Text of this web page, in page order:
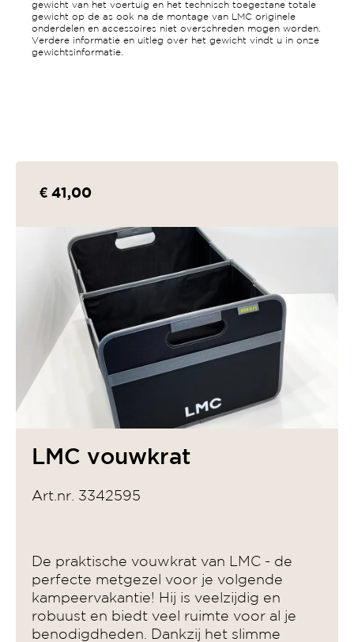
gewicht van het voertuig en het technisch toegestane totale
gewicht op de as ook na de montage van LMC originele
onderdelen en accessoires niet overschreden mogen worden.
Verdere informatie en uitleg over het gewicht vindt u in onze
gewichtsinformatie.
€ 41,00
LMC vouwkrat
Art.nr. 3342595
De praktische vouwkrat van LMC - de
perfecte metgezel voor je volgende
kampeervakantie! Hij is veelzijdig en
robuust en biedt veel ruimte voor al je
benodigdheden. Dankzij het slimme